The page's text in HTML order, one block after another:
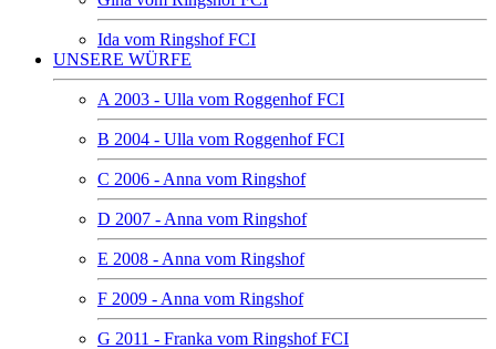
Ida vom Ringshof FCI
UNSERE WÜRFE
A 2003 - Ulla vom Roggenhof FCI
B 2004 - Ulla vom Roggenhof FCI
C 2006 - Anna vom Ringshof
D 2007 - Anna vom Ringshof
E 2008 - Anna vom Ringshof
F 2009 - Anna vom Ringshof
G 2011 - Franka vom Ringshof FCI